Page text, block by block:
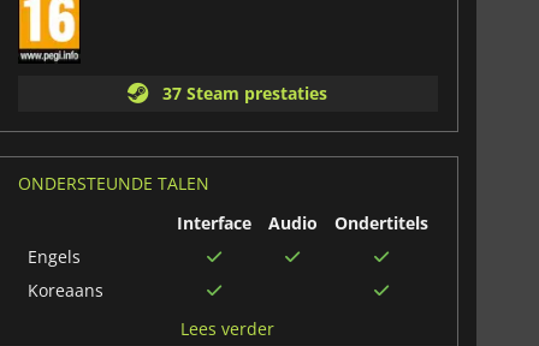
37 Steam prestaties
ONDERSTEUNDE TALEN
Interface
Audio
Ondertitels
Engels
Koreaans
Lees verder